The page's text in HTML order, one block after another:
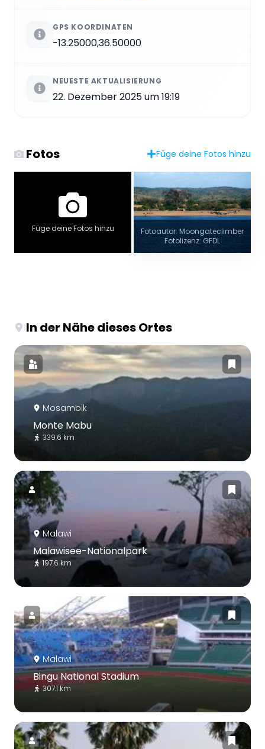
GPS KOORDINATEN
-13.25000,36.50000
NEUESTE AKTUALISIERUNG
22. Dezember 2025 um 19:19
Fotos Füge deine Fotos hinzu
Füge deine Fotos hinzu
Fotoautor: Moongateclimber
Fotolizenz: GFDL
In der Nähe dieses Ortes
Mosambik
Monte Mabu
339.6 km
Malawi
Malawisee-Nationalpark
197.6 km
Malawi
Bingu National Stadium
307.1 km